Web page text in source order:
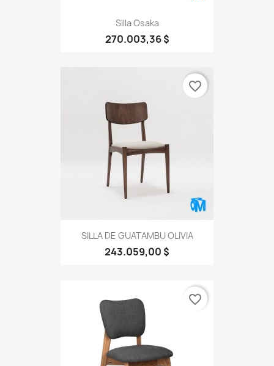
Silla Osaka
270.003,36 $
SILLA DE GUATAMBU OLIVIA
243.059,00 $
favorite_border
favorite_border